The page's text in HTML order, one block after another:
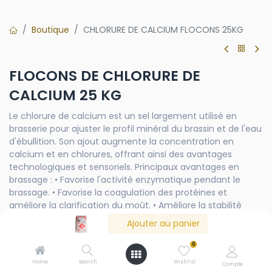
Ajouter au panier
Home Search
0
Wishlist Compte
Boutique CHLORURE DE CALCIUM FLOCONS 25KG
FLOCONS DE CHLORURE DE
CALCIUM 25 KG
Le chlorure de calcium est un sel largement utilisé en
brasserie pour ajuster le profil minéral du brassin et de l'eau
d'ébullition. Son ajout augmente la concentration en
calcium et en chlorures, offrant ainsi des avantages
technologiques et sensoriels. Principaux avantages en
brassage : • Favorise l'activité enzymatique pendant le
brassage. • Favorise la coagulation des protéines et
améliore la clarification du moût. • Améliore la stabilité
chimique et microbiologique de la bière. • Apporte
onctuosité et ampleur en bouche, idéal pour les bières
maltées (Porter, Stout, Bock, Märzen, etc.). • Équilibre
l'amertume du houblon, complétant ainsi le profil sensoriel.
Conseils d'utilisation : Ajouter directement au brassin ou à